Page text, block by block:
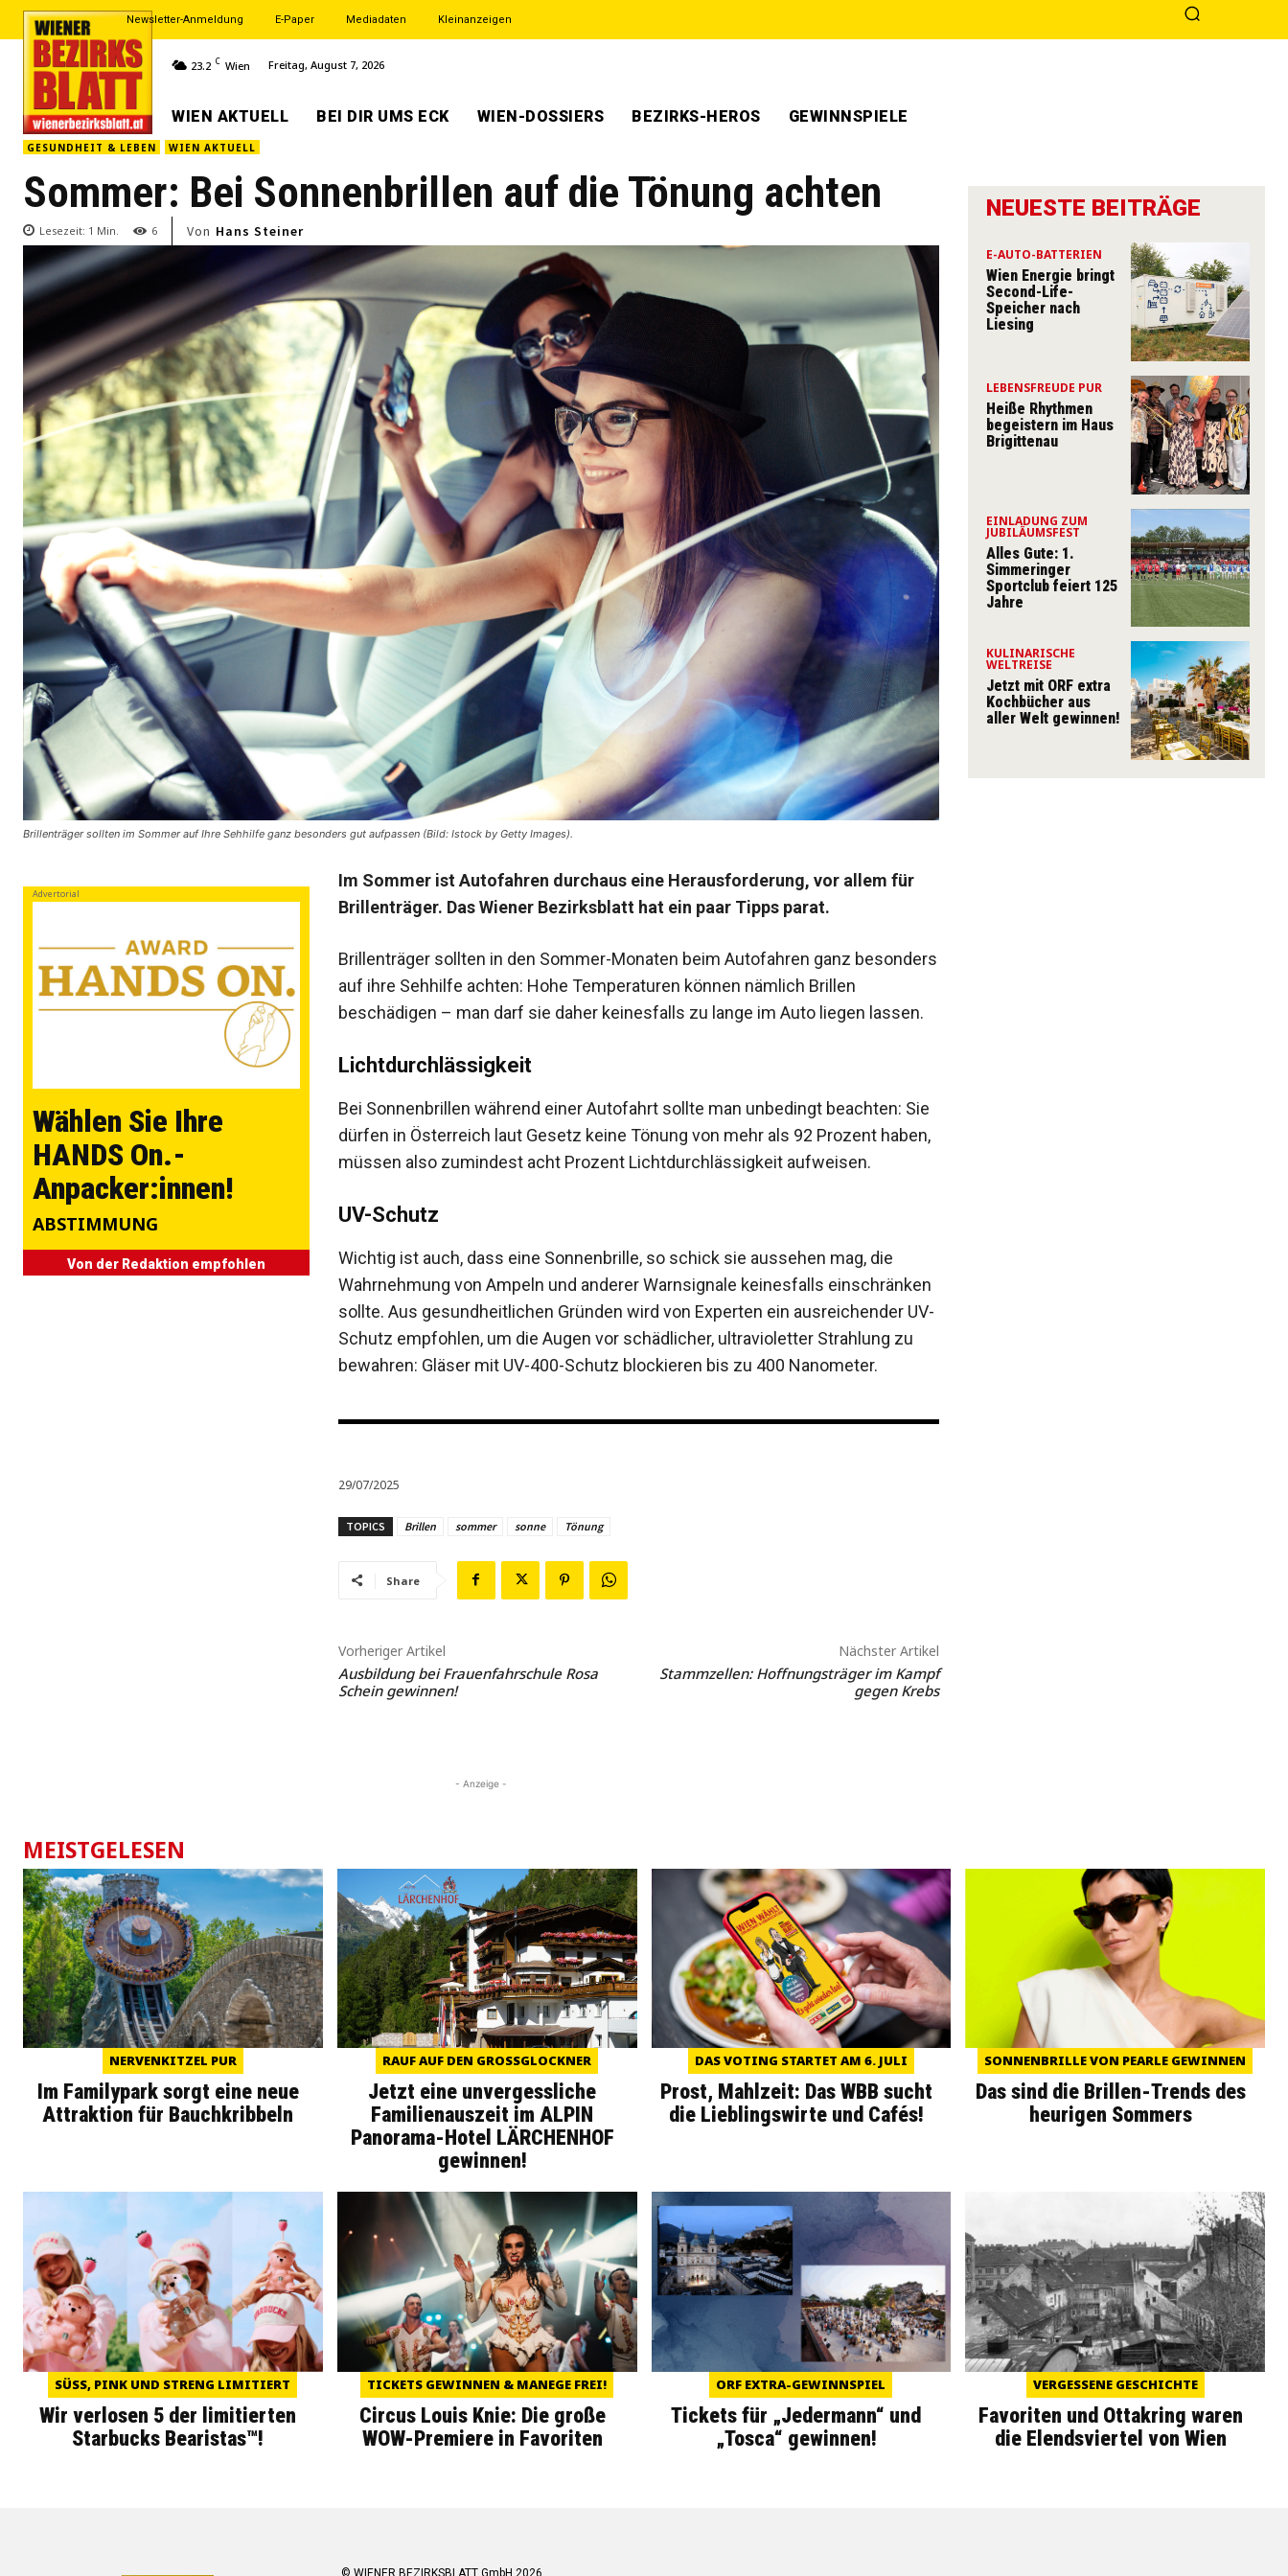
Newsletter-Anmeldung E-Paper Mediadaten Kleinanzeigen
23.2 C Wien Freitag, August 7, 2026
WIEN AKTUELL BEI DIR UMS ECK WIEN-DOSSIERS BEZIRKS-HEROS GEWINNSPIELE
GESUNDHEIT & LEBEN WIEN AKTUELL
Sommer: Bei Sonnenbrillen auf die Tönung achten
Lesezeit: 1 Min. 6 Von Hans Steiner
Brillenträger sollten im Sommer auf Ihre Sehhilfe ganz besonders gut aufpassen (Bild: Istock by Getty Images).
Advertorial
Wählen Sie Ihre
HANDS On.-
Anpacker:innen!
ABSTIMMUNG
Von der Redaktion empfohlen
Im Sommer ist Autofahren durchaus eine Herausforderung, vor allem für
Brillenträger. Das Wiener Bezirksblatt hat ein paar Tipps parat.
Brillenträger sollten in den Sommer-Monaten beim Autofahren ganz besonders
auf ihre Sehhilfe achten: Hohe Temperaturen können nämlich Brillen
beschädigen – man darf sie daher keinesfalls zu lange im Auto liegen lassen.
Lichtdurchlässigkeit
Bei Sonnenbrillen während einer Autofahrt sollte man unbedingt beachten: Sie
dürfen in Österreich laut Gesetz keine Tönung von mehr als 92 Prozent haben,
müssen also zumindest acht Prozent Lichtdurchlässigkeit aufweisen.
UV-Schutz
Wichtig ist auch, dass eine Sonnenbrille, so schick sie aussehen mag, die
Wahrnehmung von Ampeln und anderer Warnsignale keinesfalls einschränken
sollte. Aus gesundheitlichen Gründen wird von Experten ein ausreichender UV-
Schutz empfohlen, um die Augen vor schädlicher, ultravioletter Strahlung zu
bewahren: Gläser mit UV-400-Schutz blockieren bis zu 400 Nanometer.
29/07/2025
TOPICS Brillen sommer sonne Tönung
Share
Vorheriger Artikel
Ausbildung bei Frauenfahrschule Rosa
Schein gewinnen!
Nächster Artikel
Stammzellen: Hoffnungsträger im Kampf
gegen Krebs
- Anzeige -
NEUESTE BEITRÄGE
E-AUTO-BATTERIEN
Wien Energie bringt
Second-Life-
Speicher nach
Liesing
LEBENSFREUDE PUR
Heiße Rhythmen
begeistern im Haus
Brigittenau
EINLADUNG ZUM
JUBILÄUMSFEST
Alles Gute: 1.
Simmeringer
Sportclub feiert 125
Jahre
KULINARISCHE
WELTREISE
Jetzt mit ORF extra
Kochbücher aus
aller Welt gewinnen!
MEISTGELESEN
NERVENKITZEL PUR
Im Familypark sorgt eine neue
Attraktion für Bauchkribbeln
RAUF AUF DEN GROSSGLOCKNER
Jetzt eine unvergessliche
Familienauszeit im ALPIN
Panorama-Hotel LÄRCHENHOF
gewinnen!
DAS VOTING STARTET AM 6. JULI
Prost, Mahlzeit: Das WBB sucht
die Lieblingswirte und Cafés!
SONNENBRILLE VON PEARLE GEWINNEN
Das sind die Brillen-Trends des
heurigen Sommers
SÜSS, PINK UND STRENG LIMITIERT
Wir verlosen 5 der limitierten
Starbucks Bearistas™!
TICKETS GEWINNEN & MANEGE FREI!
Circus Louis Knie: Die große
WOW-Premiere in Favoriten
ORF EXTRA-GEWINNSPIEL
Tickets für „Jedermann“ und
„Tosca“ gewinnen!
VERGESSENE GESCHICHTE
Favoriten und Ottakring waren
die Elendsviertel von Wien
© WIENER BEZIRKSBLATT GmbH 2026